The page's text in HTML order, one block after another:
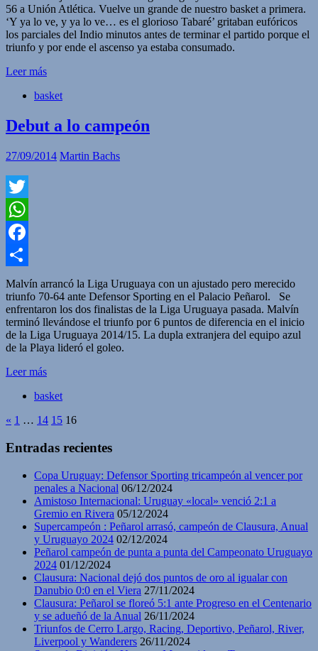
56 a Unión Atlética. Vuelve un grande de nuestro basket a primera.
‘Y ya lo ve, y ya lo ve… es el glorioso Tabaré’ gritaban eufóricos
los parciales del Indio minutos antes de terminar el partido porque el
triunfo y por ende el ascenso ya estaba consumado.
Leer más
basket
Debut a lo campeón
27/09/2014 Martin Bachs
Twitter
WhatsApp
Facebook
Compartir
Malvín arrancó la Liga Uruguaya con un ajustado pero merecido
triunfo 70-64 ante Defensor Sporting en el Palacio Peñarol. Se
enfrentaron los dos finalistas de la Liga Uruguaya pasada. Malvín
terminó llevándose el triunfo por 6 puntos de diferencia en el inicio
de la Liga Uruguaya 2014/15. La dupla extranjera del equipo azul
de la Playa lideró el goleo.
Leer más
basket
« 1 … 14 15 16
Entradas recientes
Copa Uruguay: Defensor Sporting tricampeón al vencer por
penales a Nacional 06/12/2024
Amistoso Internacional: Uruguay «local» venció 2:1 a
Gremio en Rivera 05/12/2024
Supercampeón : Peñarol arrasó, campeón de Clausura, Anual
y Uruguayo 2024 02/12/2024
Peñarol campeón de punta a punta del Campeonato Uruguayo
2024 01/12/2024
Clausura: Nacional dejó dos puntos de oro al igualar con
Danubio 0:0 en el Viera 27/11/2024
Clausura: Peñarol se floreó 5:1 ante Progreso en el Centenario
y se adueñó de la Anual 26/11/2024
Triunfos de Cerro Largo, Racing, Deportivo, Peñarol, River,
Liverpool y Wanderers 26/11/2024